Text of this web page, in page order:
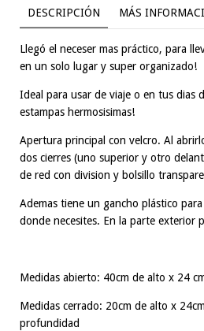
DESCRIPCIÓN MÁS
Llegó el neceser mas práctico, para
en un solo lugar y super organizado!
Ideal para usar de viaje o en tus dias
estampas hermosisimas!
Apertura principal con velcro. Al
dos cierres (uno superior y otro
de red con division y bolsillo
Ademas tiene un gancho plástico
donde necesites. En la parte exterior
Medidas abierto: 40cm de alto x 24
Medidas cerrado: 20cm de alto x
profundidad